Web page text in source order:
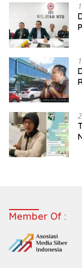
Member Of :